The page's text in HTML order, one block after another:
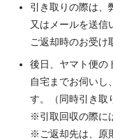
引き取りの際は、
又はメールを送信
ご返却時のお受け
後日、ヤマト便の
自宅までお伺いし
す。（同時引き取
※引取回収の際に
※ご返却先は、原